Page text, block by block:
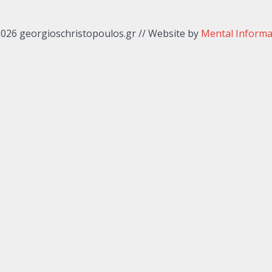
georgioschristopoulos.gr//Website by Mental